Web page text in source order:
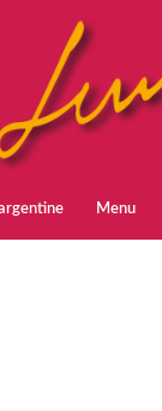
Menu